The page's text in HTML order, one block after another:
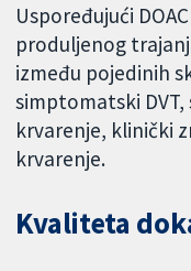
Uspoređujući
produljenog
između pojedinih
simptomatski
krvarenje, klinički
krvarenje.
Kvaliteta